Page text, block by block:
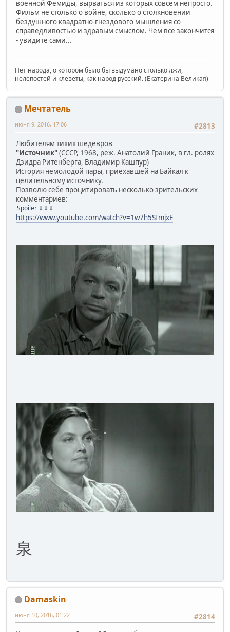
военной Фемиды, вырваться из которых совсем непросто.
Фильм не столько о войне, сколько о столкновении
бездушного квадратно-гнездового мышления со
справедливостью и здравым смыслом. Чем всё закончится
- увидите сами...
Нет народа, о котором было бы выдумано столько лжи,
нелепостей и клеветы, как народ русский. (Екатерина Великая)
Мечтатель
#2813
июня 9, 2016, 17:06
Любителям тихих шедевров
"Источник"(СССР, 1968, реж. Анатолий Граник, в гл. ролях
Дзидра Ритенберга, Владимир Кашпур)
История немолодой пары, приехавшей на Байкал к
целительному источнику.
Позволю себе процитировать несколько зрительских
комментариев:
Spoiler ⇓⇓⇓
https://www.youtube.com/watch?v=1w7h5SImjxE
泉
Damaskin
#2814
июня 10, 2016, 01:22